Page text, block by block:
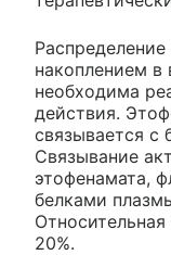
накоплением в
необходима
действия.
связывается с
Связывание
этофенамата,
белками
20%.